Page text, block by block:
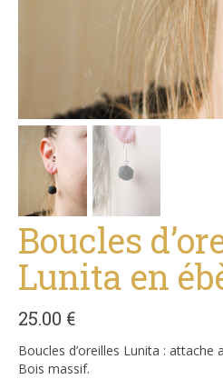
Boucles
Lunita en
25.00 €
Boucles d’oreilles Lunita :
Bois massif.